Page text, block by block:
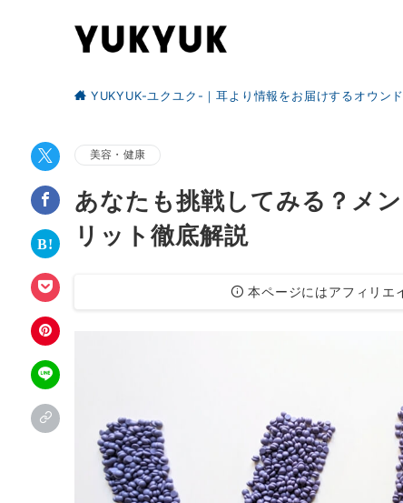
YUKYUK-ユクユク-｜耳より情報をお届けするオウン
美容・健康
あなたも挑戦してみる？メ
リット徹底解説
本ページにはアフィリエ